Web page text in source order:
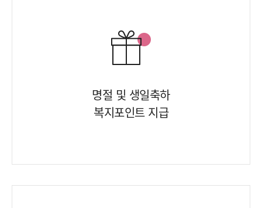
명절 및 생일축하
복지포인트 지급